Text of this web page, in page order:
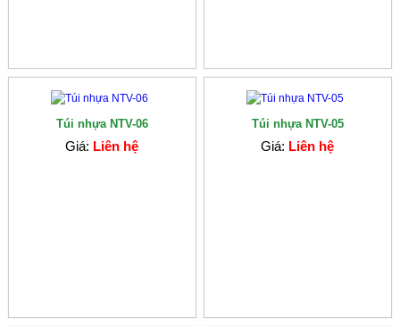
Túi nhựa NTV-06
Giá: Liên hệ
Túi nhựa NTV-05
Giá: Liên hệ